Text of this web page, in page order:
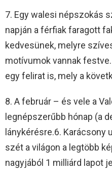
7. Egy walesi népszokás
napján a férfiak faragott
kedvesünek, melyre
motívumok vannak
egy felirat is, mely a
8. A február – és vele a
legnépszerűbb hónap (a
lánykérésre.6. Karácsony
szét a világon a legtöbb
nagyjából 1 milliárd lapot